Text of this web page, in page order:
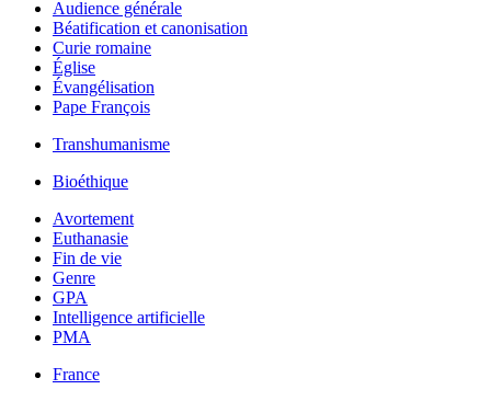
Audience générale
Béatification et canonisation
Curie romaine
Église
Évangélisation
Pape François
Transhumanisme
Bioéthique
Avortement
Euthanasie
Fin de vie
Genre
GPA
Intelligence artificielle
PMA
France